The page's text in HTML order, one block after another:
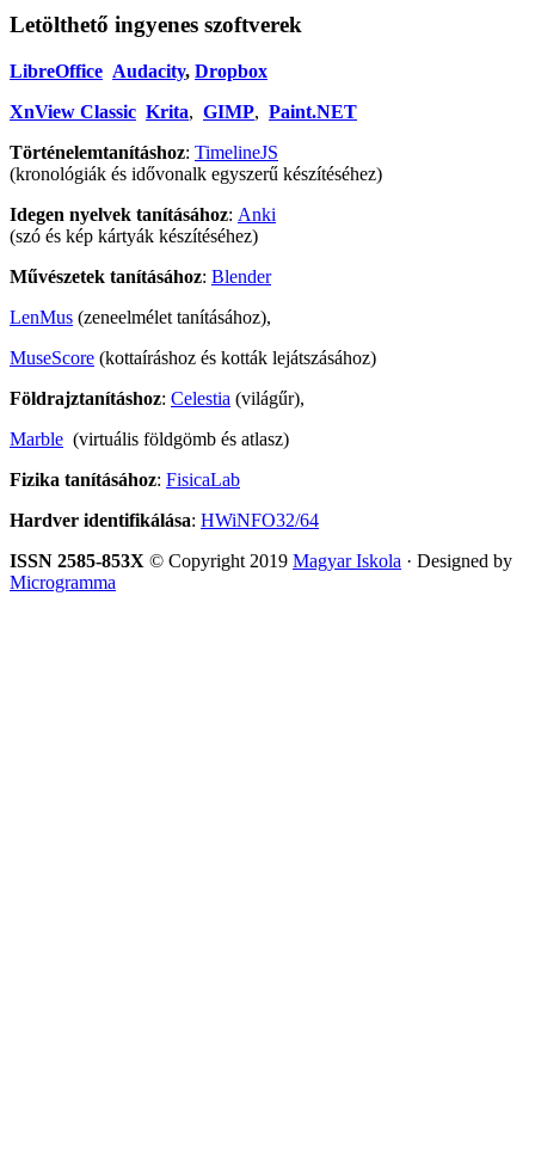
Letölthető ingyenes szoftverek
LibreOffice Audacity, Dropbox
XnView Classic Krita, GIMP, Paint.NET
Történelemtanításhoz: TimelineJS
(kronológiák és idővonalk egyszerű készítéséhez)
Idegen nyelvek tanításához: Anki
(szó és kép kártyák készítéséhez)
Művészetek tanításához: Blender
LenMus (zeneelmélet tanításához),
MuseScore (kottaíráshoz és kották lejátszásához)
Földrajztanításhoz: Celestia (világűr),
Marble (virtuális földgömb és atlasz)
Fizika tanításához: FisicaLab
Hardver identifikálása: HWiNFO32/64
ISSN 2585-853X © Copyright 2019 Magyar Iskola · Designed by
Microgramma